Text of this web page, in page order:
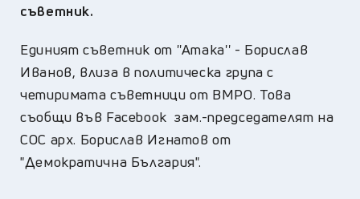
съветник.
Единият съветник от ''Атака'' - Борислав
Иванов, влиза в политическа група с
четиримата съветници от ВМРО. Това
съобщи във Facebook зам.-председателят на
СОС арх. Борислав Игнатов от
"Демократична България".